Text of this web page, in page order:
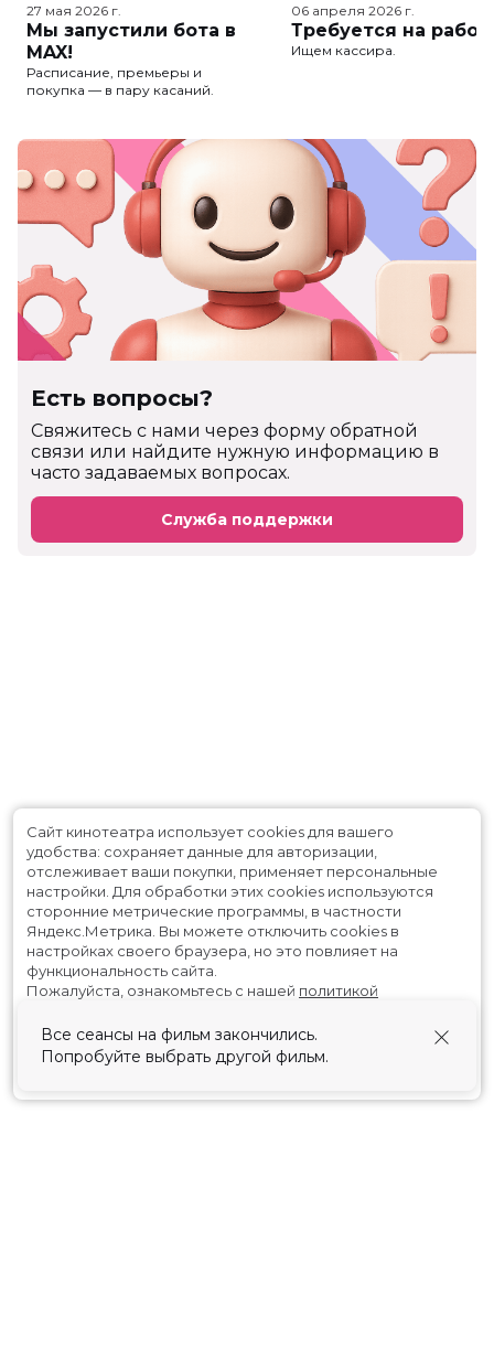
27 мая 2026 г.
Мы запустили бота в
MAX!
Расписание, премьеры и
покупка — в пару касаний.
06 апреля 2026 г.
Требуется на
Ищем кассира.
Есть вопросы?
Cвяжитесь с нами через форму обратной
связи или найдите нужную информацию в
часто задаваемых вопросах.
Служба поддержки
Все сеансы на фильм закончились.
Попробуйте выбрать другой фильм.
Сайт кинотеатра использует cookies для вашего
удобства: сохраняет данные для авторизации,
отслеживает ваши покупки, применяет персональные
настройки. Для обработки этих cookies используются
сторонние метрические программы, в частности
Яндекс.Метрика. Вы можете отключить cookies в
настройках своего браузера, но это повлияет на
функциональность сайта.
Пожалуйста, ознакомьтесь с нашей политикой
Принять